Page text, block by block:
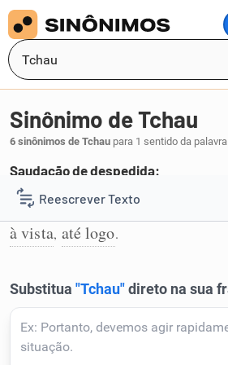
Reescrever Texto
Resumir Texto
Corrigir Texto
Detector de IA
Sinônimo de Tchau
6 sinônimos de Tchau para 1 sentido da palavra
Saudação de despedida:
1 adeus,adeusinho
à vista, até logo.